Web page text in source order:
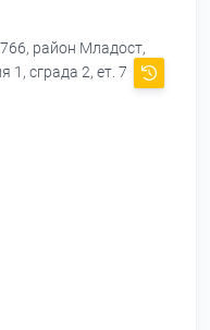
район Младост,
1, сграда 2, ет. 7